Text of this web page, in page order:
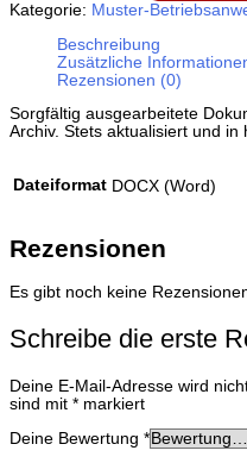
Kategorie: Muster-
Beschreibung
Zusätzliche
Rezensionen (0)
Sorgfältig ausgearbeitete
Archiv. Stets aktualisiert und in
Dateiformat DOCX (Word)
Rezensionen
Es gibt noch keine
Schreibe die erste
Deine E-Mail-Adresse wird
sind mit * markiert
Deine Bewertung *